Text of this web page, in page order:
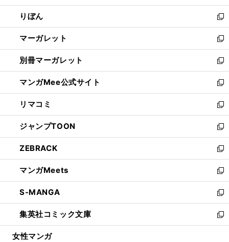
開
く
ウ
で
開
く
ン
ド
ウ
で
開
く
ウ
ィ
ン
ド
ウ
で
開
く
りぼん
新
し
い
ウ
ィ
ン
ド
ウ
で
開
く
マーガレット
新
し
い
ウ
ィ
ン
ド
ウ
で
開
く
別冊マーガレット
新
し
い
ウ
ィ
ン
ド
ウ
で
開
く
マンガMee公式サイト
新
し
い
ウ
ィ
ン
ド
ウ
で
開
く
リマコミ
新
し
い
ウ
ィ
ン
ド
ウ
で
開
く
ジャンプTOON
新
し
い
ウ
ィ
ン
ド
ウ
で
開
ZEBRACK
新
し
い
ウ
ィ
ン
ド
ウ
マンガMeets
新
し
い
ウ
ィ
ン
S-MANGA
新
し
い
ウ
集英社コミック文庫
新
し
女性マンガ